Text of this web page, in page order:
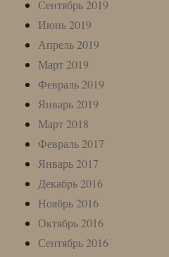
Сентябрь 2019
Июнь 2019
Апрель 2019
Март 2019
Февраль 2019
Январь 2019
Март 2018
Февраль 2017
Январь 2017
Декабрь 2016
Ноябрь 2016
Октябрь 2016
Сентябрь 2016